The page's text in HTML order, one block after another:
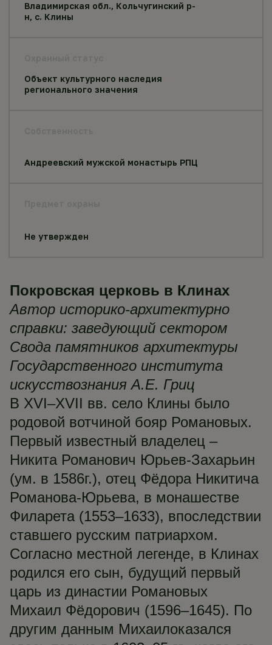
Владимирская обл., Кольчугинский р-
н, с. Клины
Объект культурного наследия
регионального значения
Андреевский мужской монастырь РПЦ
Не утвержден
Покровская церковь в Клинах
Автор историко-архитектурно
справки: заведующий сектором
Свода памятников архитектуры
Государственного института
искусствознания А.Е. Гриц
В XVI–XVII вв. село Клины было
родовой вотчиной бояр Романовых.
Первый известный владелец –
Никита Романович Юрьев-Захарьин
(ум. в 1586г.), отец Фёдора Никитича
Романова-Юрьева, в монашестве
Филарета (1553–1633), впоследствии
ставшего русским патриархом.
Согласно местной легенде, в Клинах
родился его сын, будущий первый
царь из династии Романовых
Михаил Фёдорович (1596–1645). По
другим данным Михаилоказался